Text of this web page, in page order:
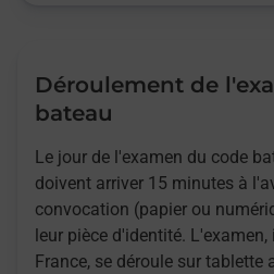
Déroulement de
bateau
Le jour de l'examen du code
doivent arriver 15 minutes à
convocation (papier ou
leur pièce d'identité.
France, se déroule sur tablette